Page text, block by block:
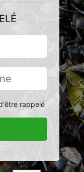
rappelé